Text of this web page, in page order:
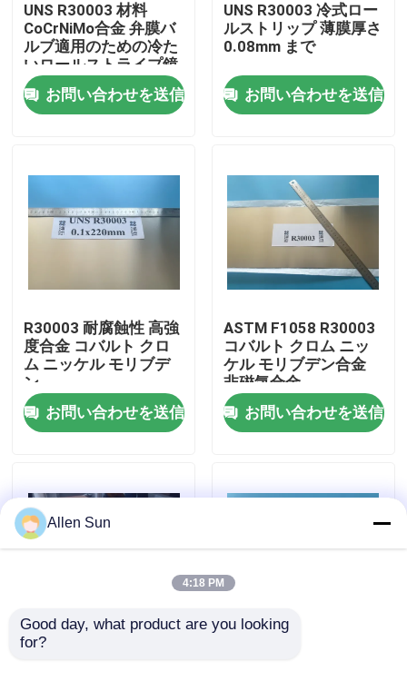
製品
わたしたち に つい て
工場 ツアー
連絡 ください
事件
UNS R30003 材料
CoCrNiMo合金 弁膜バ
ルブ適用のための冷た
いロールストライプ鏡
仕上げ
お問い合わせを送信
UNS R30003 冷式ロー
ルストリップ 薄膜厚さ
0.08mm まで
お問い合わせを送信
R30003 耐腐蝕性 高強
度合金 コバルト クロ
ム ニッケル モリブデ
ン
お問い合わせを送信
ASTM F1058 R30003
コバルト クロム ニッ
ケル モリブデン合金
非磁気合金
お問い合わせを送信
R30003 冷式ロールス
Allen Sun
4:18 PM
Good day, what product are you looking
for?